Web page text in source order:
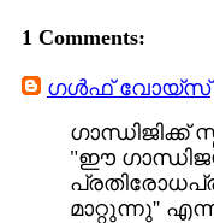
1 Comments:
ഗള്‍ഫ് വോയ്‌സ്
"ഈ
മാറ്റുന്നു''